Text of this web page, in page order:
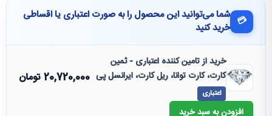
💳 شما می‌توانید این محصول را به صورت اعتباری یا اقساطی
خرید کنید
خرید از تامین کننده اعتباری - ثمین
کارت، کارت توانا، ریل کارت، ایرانسل پی
اعتباری
20,720,000تومان
افزودن به سبد خرید